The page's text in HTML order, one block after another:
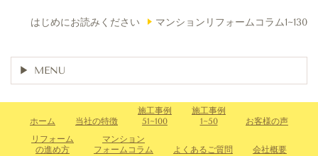
はじめにお読みください マンションリフォームコラム1~130
MENU
ホーム 当社の特徴
施工事例
51~100
施工事例
1~50
お客様の声
リフォーム
の進め方
マンション
フォームコラム
よくあるご質問 会社概要